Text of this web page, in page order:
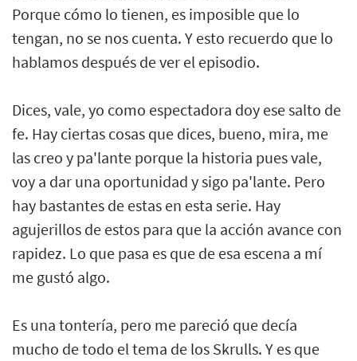
Porque cómo lo tienen, es imposible que lo
tengan, no se nos cuenta. Y esto recuerdo que lo
hablamos después de ver el episodio.
Dices, vale, yo como espectadora doy ese salto de
fe. Hay ciertas cosas que dices, bueno, mira, me
las creo y pa'lante porque la historia pues vale,
voy a dar una oportunidad y sigo pa'lante. Pero
hay bastantes de estas en esta serie. Hay
agujerillos de estos para que la acción avance con
rapidez. Lo que pasa es que de esa escena a mí
me gustó algo.
Es una tontería, pero me pareció que decía
mucho de todo el tema de los Skrulls. Y es que